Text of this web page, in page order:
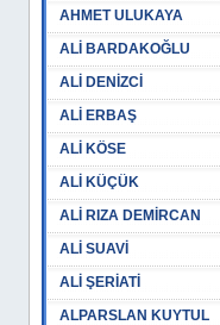
AHMET ULUKAYA
ALİ BARDAKOĞLU
ALİ DENİZCİ
ALİ ERBAŞ
ALİ KÖSE
ALİ KÜÇÜK
ALİ RIZA DEMİRCAN
ALİ SUAVİ
ALİ ŞERİATİ
ALPARSLAN KUYTUL